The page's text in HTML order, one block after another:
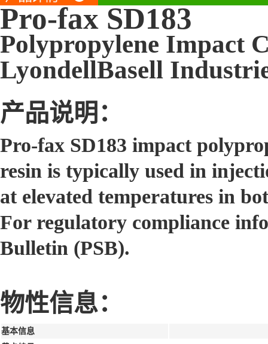
Pro-fax SD183
Polypropylene Impact
LyondellBasell
产品说明：
Pro-fax SD183 impact
resin is typically used in
at elevated temperatures in
For regulatory compliance
Bulletin (PSB).
物性信息：
基本信息